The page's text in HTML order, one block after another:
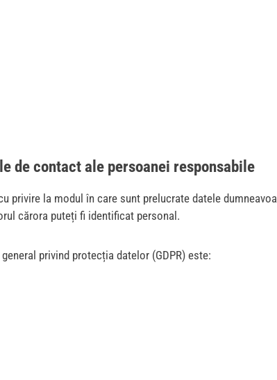
de contact ale persoanei responsabile
la modul în care sunt prelucrate datele
cărora puteți fi identificat personal.
privind protecția datelor (GDPR) este: